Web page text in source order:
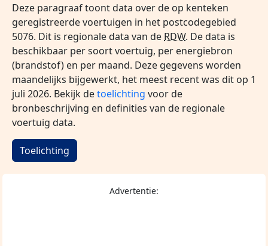
Deze paragraaf toont data over de op kenteken
geregistreerde voertuigen in het postcodegebied
5076. Dit is regionale data van de RDW. De data is
beschikbaar per soort voertuig, per energiebron
(brandstof) en per maand. Deze gegevens worden
maandelijks bijgewerkt, het meest recent was dit op 1
juli 2026. Bekijk detoelichting voor de
bronbeschrijving en definities van de regionale
voertuig data.
Toelichting
Advertentie: